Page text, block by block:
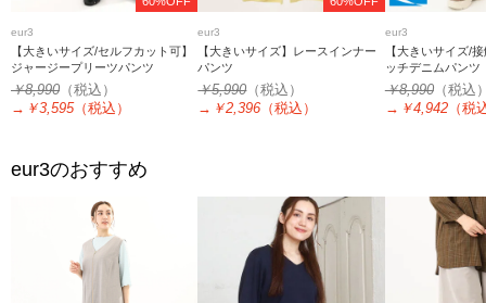
eur3
【大きいサイズ/セルフカット可】
ジャージープリーツパンツ
￥8,990 （税込）
→ ￥3,595（税込）
eur3
【大きいサイズ】レースインナー
パンツ
￥5,990（税込）
→ ￥2,396 （税込）
eur3
【大きいサイズ/
ッチデニムパンツ
￥8,990（税込
→ ￥4,942（税
eur3のおすすめ